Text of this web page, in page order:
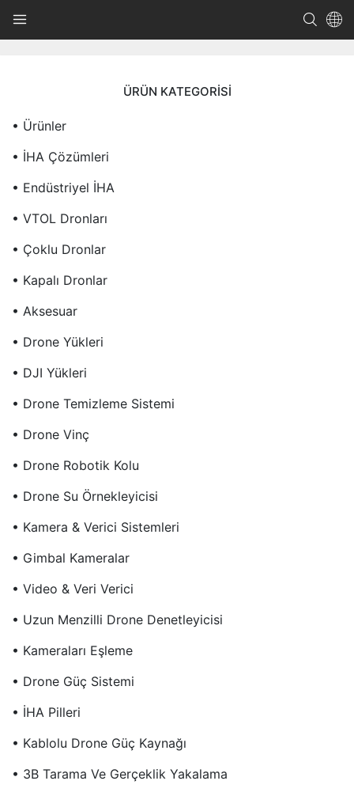
ÜRÜN KATEGORISI
• Ürünler
• İHA Çözümleri
• Endüstriyel İHA
• VTOL Dronları
• Çoklu Dronlar
• Kapalı Dronlar
• Aksesuar
• Drone Yükleri
• DJI Yükleri
• Drone Temizleme Sistemi
• Drone Vinç
• Drone Robotik Kolu
• Drone Su Örnekleyicisi
• Kamera & Verici Sistemleri
• Gimbal Kameralar
• Video & Veri Verici
• Uzun Menzilli Drone Denetleyicisi
• Kameraları Eşleme
• Drone Güç Sistemi
• İHA Pilleri
• Kablolu Drone Güç Kaynağı
• 3B Tarama Ve Gerçeklik Yakalama